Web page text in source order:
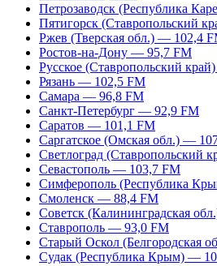
Петрозаводск (Республика
Пятигорск (Ставропольский
Ржев (Тверская обл.) — 102,4
Ростов-на-Дону — 95,7 FM
Русское (Ставропольский
Рязань — 102,5 FM
Самара — 96,8 FM
Санкт-Петербург — 92,9 FM
Саратов — 101,1 FM
Саргатское (Омская обл.) —
Светлоград (Ставропольский
Севастополь — 103,7 FM
Симферополь (Республика
Смоленск — 88,4 FM
Советск (Калининградская
Ставрополь — 93,0 FM
Старый Оскол (Белгородская
Судак (Республика Крым) —